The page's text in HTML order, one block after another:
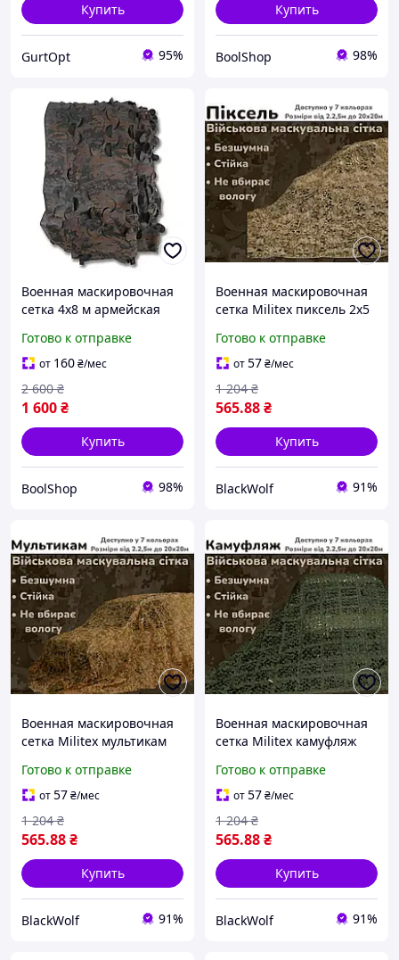
Купить
GurtOpt 95%
Купить
BoolShop 98%
Военная маскировочная
сетка 4х8 м армейская
Мультикам грязь
Готово к отправке
от 160₴/мес
1 600₴
2 600 ₴
Купить
BoolShop 98%
Военная маскировочная
сетка Militex пиксель 2х5
Готово к отправке
от57₴/мес
565.88₴
1 204 ₴
Купить
BlackWolf 91%
Военная маскировочная
сетка Militex мультикам
Готово к отправке
от57₴/мес
565.88₴
1 204 ₴
Купить
BlackWolf 91%
Военная маскировочная
сетка Militex камуфляж
Готово к отправке
от57₴/мес
565.88₴
1 204 ₴
Купить
BlackWolf 91%